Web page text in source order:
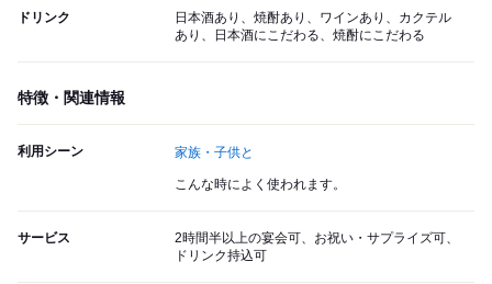
ドリンク
日本酒あり、焼酎あり、ワインあり、カクテル
あり、日本酒にこだわる、焼酎にこだわる
特徴・関連情報
利用シーン 家族・子供と
こんな時によく使われます。
サービス
2時間半以上の宴会可、お祝い・サプライズ可、
ドリンク持込可